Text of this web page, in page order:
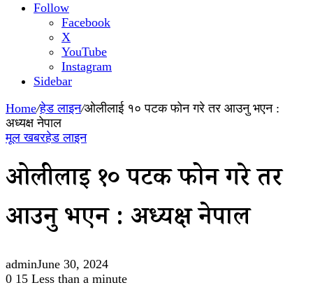
Follow
Facebook
X
YouTube
Instagram
Sidebar
Home/हेड लाइन/ओलीलाई १० पटक फोन गरे तर आउनु भएन :
अध्यक्ष नेपाल
मूल खबरहेड लाइन
ओलीलाई १० पटक फोन गरे तर
आउनु भएन : अध्यक्ष नेपाल
adminJune 30, 2024
0 15 Less than a minute